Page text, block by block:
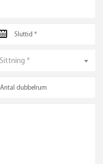
Sittning *